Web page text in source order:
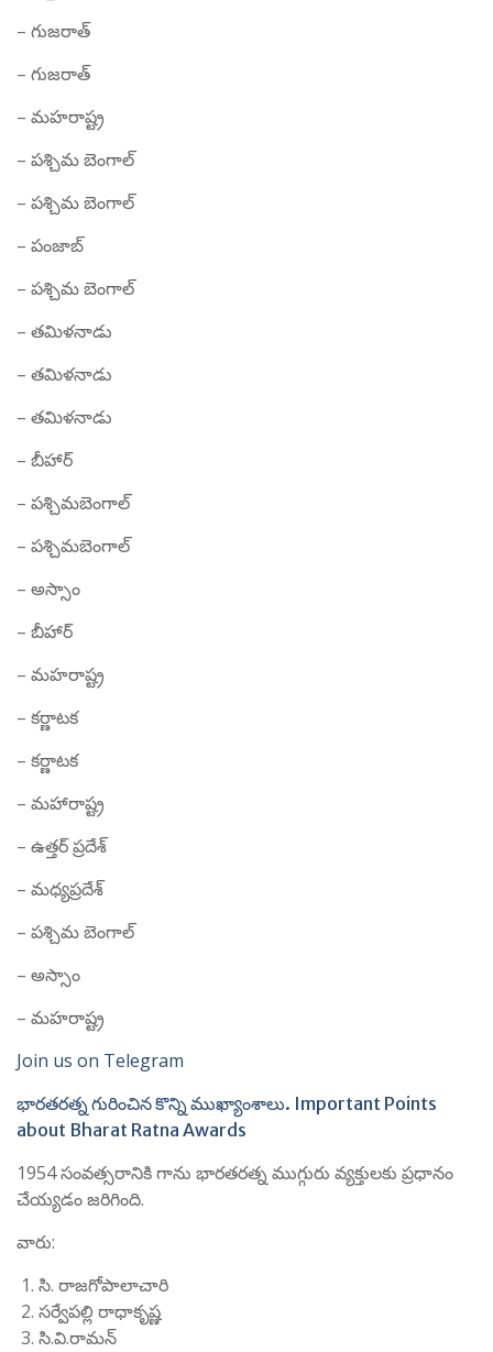
– గుజరాత్
– గుజరాత్
– మహరాష్ట్ర
– పశ్చిమ బెంగాల్
– పశ్చిమ బెంగాల్
– పంజాబ్
– పశ్చిమ బెంగాల్
– తమిళనాడు
– తమిళనాడు
– తమిళనాడు
– బీహార్
– పశ్చిమబెంగాల్
– పశ్చిమబెంగాల్
– అస్సాం
– బీహార్
– మహరాష్ట్ర
– కర్ణాటక
– కర్ణాటక
– మహారాష్ట్ర
– ఉత్తర్ ప్రదేశ్
– మధ్యప్రదేశ్
– పశ్చిమ బెంగాల్
– అస్సాం
– మహరాష్ట్ర
Join us on Telegram
భారతరత్న గురించిన కొన్ని ముఖ్యాంశాలు. Important Points
about Bharat Ratna Awards
1954 సంవత్సరానికి గాను భారతరత్న ముగ్గురు వ్యక్తులకు ప్రధానం
చేయ్యడం జరిగింది.
వారు:
సి. రాజగోపాలాచారి
సర్వేపల్లి రాధాకృష్ణ
సి.వి.రామన్